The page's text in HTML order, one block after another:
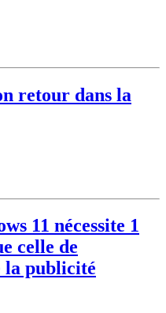
retour dans la
11 nécessite 1
celle de
la publicité